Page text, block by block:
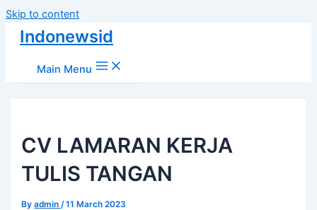
Skip to content
Indonewsid
Main Menu
CV LAMARAN KERJA
TULIS TANGAN
Byadmin/11 March 2023